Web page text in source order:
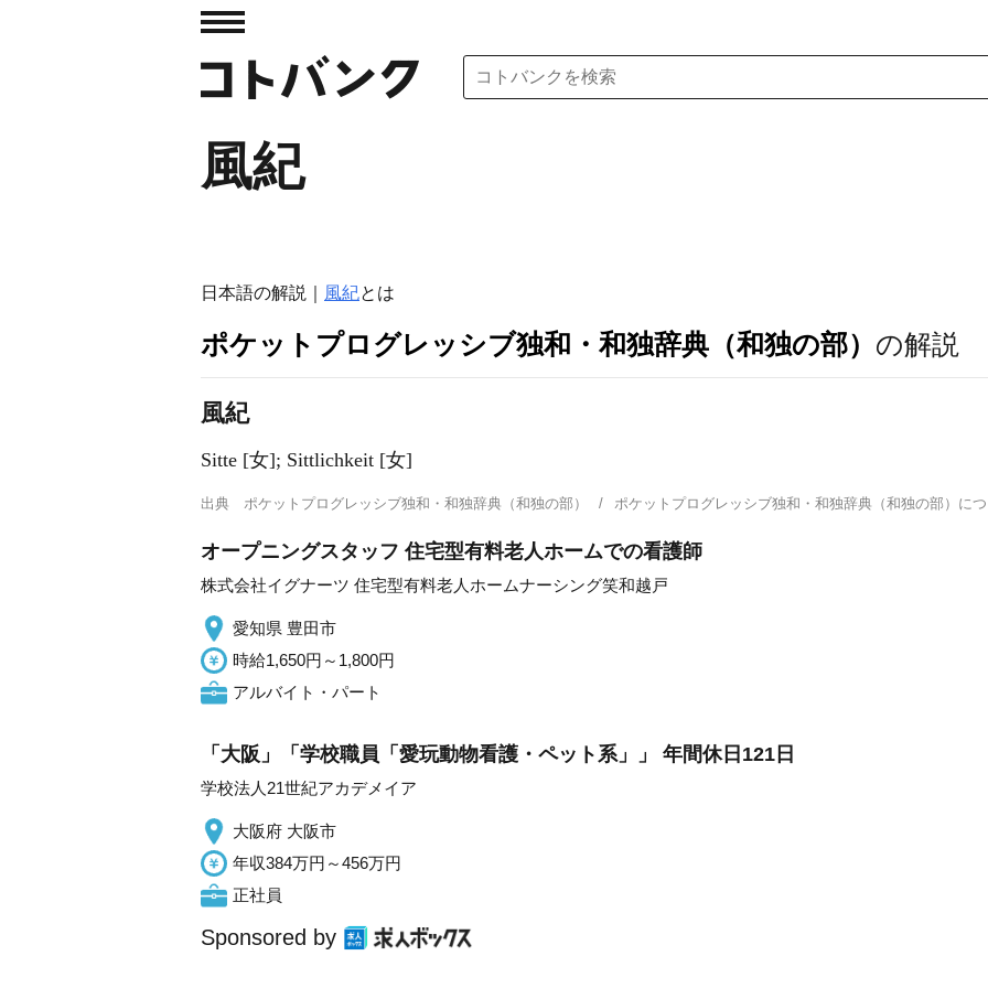
風紀
日本語の解説｜ 風紀とは
ポケットプログレッシブ独和・和独辞典（和独の部） の解説
風紀
Sitte [女]; Sittlichkeit [女]
出典 ポケットプログレッシブ独和・和独辞典（和独の部） ポケットプログレッシブ独和・和独辞典（和独の部）
オープニングスタッフ 住宅型有料老人ホームでの看護師
株式会社イグナーツ 住宅型有料老人ホームナーシング笑和越戸
愛知県 豊田市
時給1,650円～1,800円
アルバイト・パート
「大阪」「学校職員「愛玩動物看護・ペット系」」 年間休日121日
学校法人21世紀アカデメイア
大阪府 大阪市
年収384万円～456万円
正社員
Sponsored by